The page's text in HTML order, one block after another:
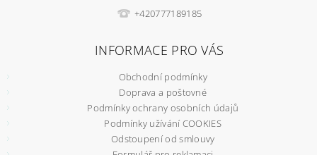
+420777189185
INFORMACE PRO VÁS
Obchodní podmínky
Doprava a poštovné
Podmínky ochrany osobních údajů
Podmínky užívání COOKIES
Odstoupení od smlouvy